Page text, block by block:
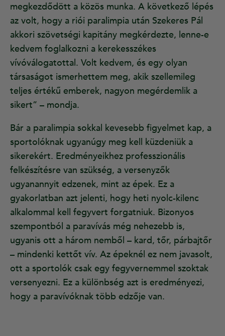
megkezdődött a közös munka. A következő lépés
az volt, hogy a riói paralimpia után Szekeres Pál
akkori szövetségi kapitány megkérdezte, lenne-e
kedvem foglalkozni a kerekesszékes
vívóválogatottal. Volt kedvem, és egy olyan
társaságot ismerhettem meg, akik szellemileg
teljes értékű emberek, nagyon megérdemlik a
sikert” – mondja.
Bár a paralimpia sokkal kevesebb figyelmet kap, a
sportolóknak ugyanúgy meg kell küzdeniük a
sikerekért. Eredményeikhez professzionális
felkészítésre van szükség, a versenyzők
ugyanannyit edzenek, mint az épek. Ez a
gyakorlatban azt jelenti, hogy heti nyolc-kilenc
alkalommal kell fegyvert forgatniuk. Bizonyos
szempontból a paravívás még nehezebb is,
ugyanis ott a három nemből – kard, tőr, párbajtőr
– mindenki kettőt vív. Az épeknél ez nem javasolt,
ott a sportolók csak egy fegyvernemmel szoktak
versenyezni. Ez a különbség azt is eredményezi,
hogy a paravívóknak több edzője van.